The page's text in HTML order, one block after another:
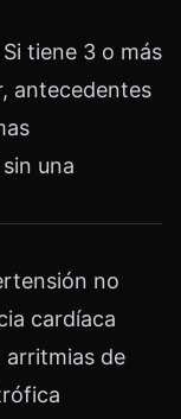
Si tiene 3 o más
antecedentes
una
no
cardíaca
arritmias de